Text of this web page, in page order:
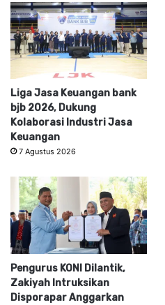
Liga Jasa Keuangan bank
bjb 2026, Dukung
Kolaborasi Industri Jasa
Keuangan
7 Agustus 2026
Pengurus KONI Dilantik,
Zakiyah Intruksikan
Disporapar Anggarkan